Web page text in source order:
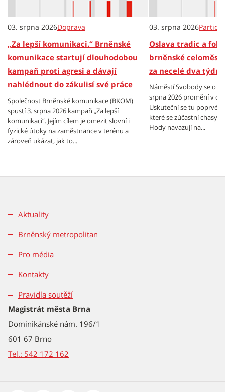
03. srpna 2026Doprava
„Za lepší komunikaci.“ Brněnské
komunikace startují dlouhodobou
kampaň proti agresi a dávají
nahlédnout do zákulisí své práce
Společnost Brněnské komunikace (BKOM)
spustí 3. srpna 2026 kampaň „Za lepší
komunikaci“. Jejím cílem je omezit slovní i
fyzické útoky na zaměstnance v terénu a
zároveň ukázat, jak to...
03. srpna 2026
Oslava tradic a
brněnské
za necelé dva týdny
Náměstí Svobody se o
srpna 2026 promění v
Uskuteční se tu poprvé
které se zúčastní chasy
Hody navazují na...
Aktuality
Brněnský metropolitan
Pro média
Kontakty
Pravidla soutěží
Magistrát města Brna
Dominikánské nám. 196/1
601 67 Brno
Tel.: 542 172 162